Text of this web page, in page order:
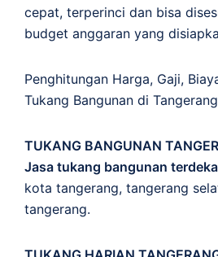
cepat, terperinci dan bisa
budget anggaran yang
Penghitungan Harga, Gaji,
Tukang Bangunan di
TUKANG BANGUNAN
Jasa tukang bangunan
kota tangerang, tangerang
tangerang.